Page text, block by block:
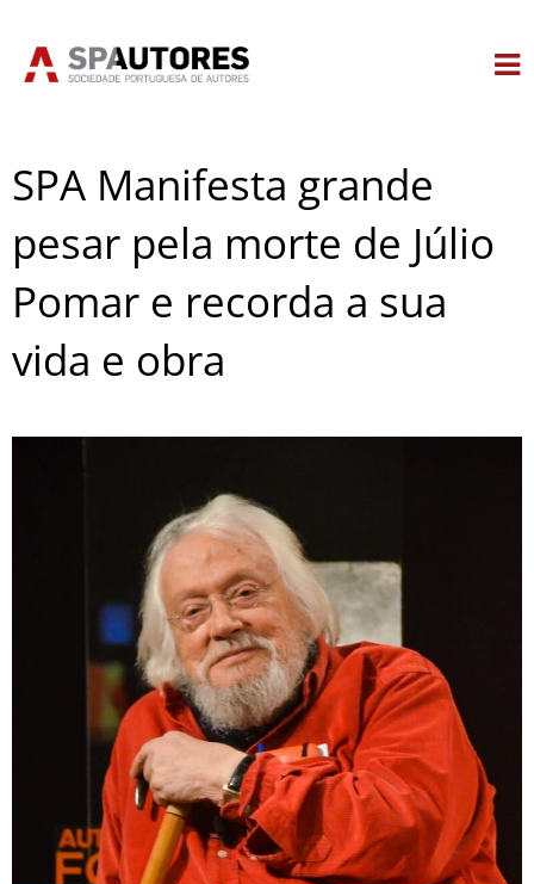
SPA Manifesta grande
pesar pela morte de Júlio
Pomar e recorda a sua
vida e obra